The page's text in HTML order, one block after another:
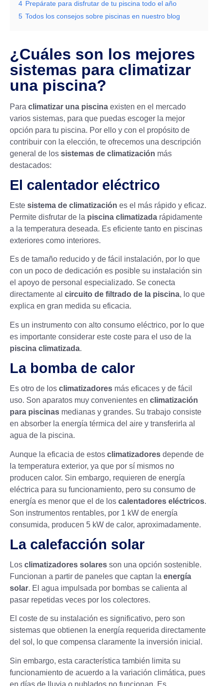
4 Prepárate para disfrutar de tu piscina todo el año
5 Todos los consejos sobre piscinas en nuestro blog
¿Cuáles son los mejores
sistemas para climatizar
una piscina?
Para climatizar una piscina existen en el mercado
varios sistemas, para que puedas escoger la mejor
opción para tu piscina. Por ello y con el propósito de
contribuir con la elección, te ofrecemos una descripción
general de los sistemas de climatización más
destacados:
El calentador eléctrico
Este sistema de climatización es el más rápido y eficaz.
Permite disfrutar de la piscina climatizada rápidamente
a la temperatura deseada. Es eficiente tanto en piscinas
exteriores como interiores.
Es de tamaño reducido y de fácil instalación, por lo que
con un poco de dedicación es posible su instalación sin
el apoyo de personal especializado. Se conecta
directamente al circuito de filtrado de la piscina, lo que
explica en gran medida su eficacia.
Es un instrumento con alto consumo eléctrico, por lo que
es importante considerar este coste para el uso de la
piscina climatizada.
La bomba de calor
Es otro de los climatizadores más eficaces y de fácil
uso. Son aparatos muy convenientes en climatización
para piscinas medianas y grandes. Su trabajo consiste
en absorber la energía térmica del aire y transferirla al
agua de la piscina.
Aunque la eficacia de estos climatizadores depende de
la temperatura exterior, ya que por sí mismos no
producen calor. Sin embargo, requieren de energía
eléctrica para su funcionamiento, pero su consumo de
energía es menor que el de los calentadores eléctricos.
Son instrumentos rentables, por 1 kW de energía
consumida, producen 5 kW de calor, aproximadamente.
La calefacción solar
Los climatizadores solares son una opción sostenible.
Funcionan a partir de paneles que captan la energía
solar. El agua impulsada por bombas se calienta al
pasar repetidas veces por los colectores.
El coste de su instalación es significativo, pero son
sistemas que obtienen la energía requerida directamente
del sol, lo que compensa claramente la inversión inicial.
Sin embargo, esta característica también limita su
funcionamiento de acuerdo a la variación climática, pues
en días de lluvia o nublados no funcionan. Es